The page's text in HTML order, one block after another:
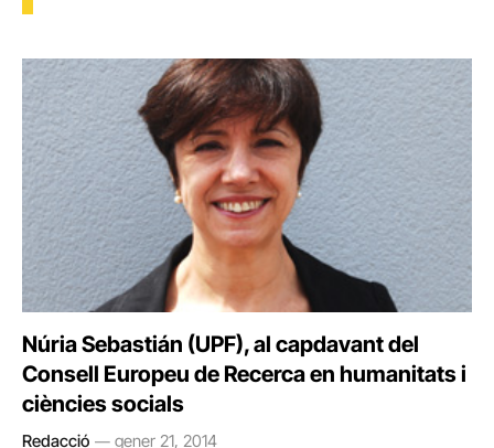
Núria Sebastián (UPF), al capdavant del
Consell Europeu de Recerca en humanitats i
ciències socials
Redacció gener 21, 2014